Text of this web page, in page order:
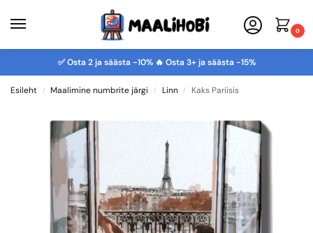
0
✅ Osta 2 ja säästa -10% 🔥 Osta 3+ ja säästa -15%
Esileht / Maalimine numbrite järgi / Linn / Kaks Pariisis